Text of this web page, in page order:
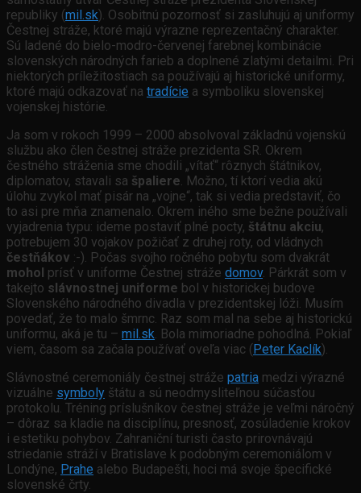
republiky (mil.sk). Osobitnú pozornosť si zasluhujú aj uniformy
Čestnej stráže, ktoré majú výrazne reprezentačný charakter.
Sú ladené do bielo-modro-červenej farebnej kombinácie
slovenských národných farieb a doplnené zlatými detailmi. Pri
niektorých príležitostiach sa používajú aj historické uniformy,
ktoré majú odkazovať na tradície a symboliku slovenskej
vojenskej histórie.
Ja som v rokoch 1999 – 2000 absolvoval základnú vojenskú
službu ako člen čestnej stráže prezidenta SR. Okrem
čestného stráženia sme chodili „vítať“ rôznych štátnikov,
diplomatov, stavali sa špaliere. Možno, tí ktorí vedia akú
úlohu zvykol mať pisár na „vojne“, tak si vedia predstaviť, čo
to asi pre mňa znamenalo. Okrem iného sme bežne používali
vyjadrenia typu: ideme postaviť plné pocty, štátnu akciu,
potrebujem 30 vojakov požičať z druhej roty, od vládnych
čestňákov :-). Počas svojho ročného pobytu som dvakrát
mohol prísť v uniforme Čestnej stráže domov. Párkrát som v
takejto slávnostnej uniforme bol v historickej budove
Slovenského národného divadla v prezidentskej lóži. Musím
povedať, že to malo šmrnc. Raz som mal na sebe aj historickú
uniformu, aká je tu – mil.sk. Bola mimoriadne pohodlná. Pokiaľ
viem, časom sa začala používať oveľa viac (Peter Kaclík).
Slávnostné ceremoniály čestnej stráže patria medzi výrazné
vizuálne symboly štátu a sú neodmysliteľnou súčasťou
protokolu. Tréning príslušníkov čestnej stráže je veľmi náročný
– dôraz sa kladie na disciplínu, presnosť, zosúladenie krokov
i estetiku pohybov. Zahraniční turisti často prirovnávajú
striedanie stráží v Bratislave k podobným ceremoniálom v
Londýne, Prahe alebo Budapešti, hoci má svoje špecifické
slovenské črty.